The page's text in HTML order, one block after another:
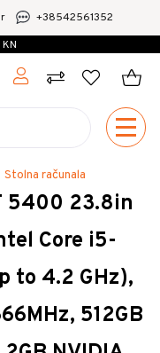
+38542561352
Stolna računala
5400 23.8in
Core i5-
to 4.2 GHz),
512GB